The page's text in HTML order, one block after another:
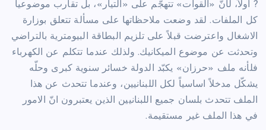
? أولاً، لأنّ «القوات» تتهجّم على «التيار»، بل تقارب موضوعياً
كل الملفات. لقد وضعت ملاحظاتها على مسألة تتعلق بوزارة
الاشغال واعترضت قبلاً على تلزيم البطاقة البيومترية بالتراضي
وتحدثت عن موضوع الميكانيك. ولذلك عندما تتكلم عن الكهرباء
فلأنه ملف «حرزان» يكبّد الدولة خسائر سنوية كبرى وحلّه
يشكّل مدخلاً اساسياً لكل اللبنانيين، وعندما تتحدث عن هذا
الملف تتحدث بلسان جميع اللبنانيين الذين يعتبرون انّ الامور
في هذا الملف غير مستقيمة.